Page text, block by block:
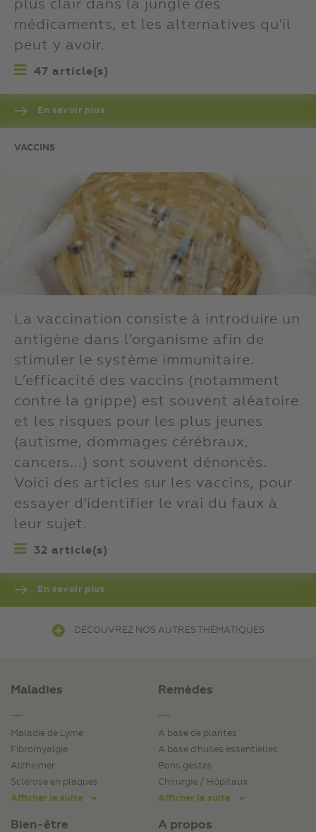
plus clair dans la jungle des
médicaments, et les alternatives qu'il
peut y avoir.
47 article(s)
En savoir plus
VACCINS
La vaccination consiste à introduire un
antigène dans l’organisme afin de
stimuler le système immunitaire.
L’efficacité des vaccins (notamment
contre la grippe) est souvent aléatoire
et les risques pour les plus jeunes
(autisme, dommages cérébraux,
cancers...) sont souvent dénoncés.
Voici des articles sur les vaccins, pour
essayer d'identifier le vrai du faux à
leur sujet.
32 article(s)
En savoir plus
DÉCOUVREZ NOS AUTRES THÉMATIQUES
Maladies
Maladie de Lyme
Fibromyalgie
Alzheimer
Sclérose en plaques
Afficher la suite
Bien-être
Remèdes
A base de plantes
A base d'huiles essentielles
Bons gestes
Chirurgie / Hôpitaux
Afficher la suite
A propos